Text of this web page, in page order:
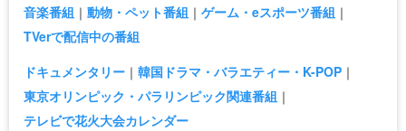
音楽番組
動物・ペット番組
ゲーム・eスポーツ番組
TVerで配信中の番組
ドキュメンタリー
韓国ドラマ・バラエティー・K-POP
東京オリンピック・パラリンピック関連番組
テレビで花火大会カレンダー